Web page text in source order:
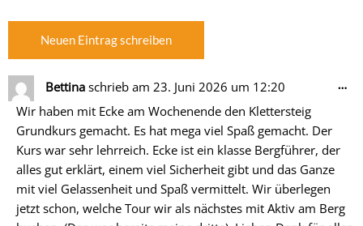
Bettina schrieb am 23. Juni 2026 um 12:20
Wir haben mit Ecke am Wochenende den Klettersteig
Grundkurs gemacht. Es hat mega viel Spaß gemacht. Der
Kurs war sehr lehrreich. Ecke ist ein klasse Bergführer, der
alles gut erklärt, einem viel Sicherheit gibt und das Ganze
mit viel Gelassenheit und Spaß vermittelt. Wir überlegen
jetzt schon, welche Tour wir als nächstes mit Aktiv am Berg
…